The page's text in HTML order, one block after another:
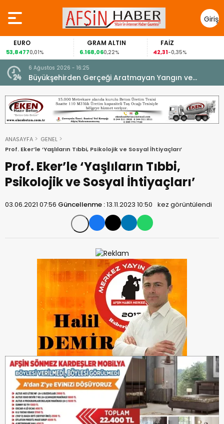
Giriş
Yap
EURO
53,84770,01%
GRAM ALTIN
6.168,060,22%
FAİZ
42,31-0,35%
6 Ağustos 2026 - 16:25
Büyükşehirden Gerçeği Aratmayan Yangın ve
Kurtarma Tatbikatı.
ANASAYFA
GENEL
Prof. Eker’le ‘Yaşlıların Tıbbi, Psikolojik ve Sosyal İhtiyaçları’
Prof. Eker’le ‘Yaşlıların Tıbbi,
Psikolojik ve Sosyal İhtiyaçları’
03.06.2021 07:56 Güncellenme :13.11.2023 10:50 kez görüntülendi